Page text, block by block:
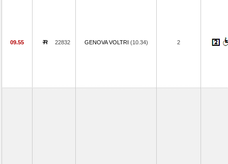
09.55 22832 GENOVA VOLTRI (10.34) 2